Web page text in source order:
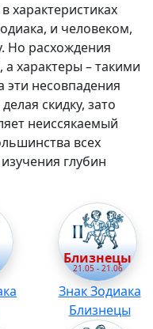
характеристиках
и человеком,
Но расхождения
характеры – такими
несовпадения
скидку, зато
неиссякаемый
всех
глубин
Близнецы
21.05 - 21.06
Знак Зодиака
Близнецы